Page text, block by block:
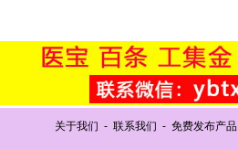
关于我们 - 联系我们 - 免费发布产品